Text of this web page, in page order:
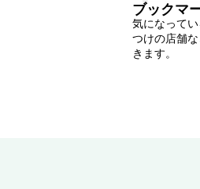
ブックマ
気になって
つけの店舗
きます。